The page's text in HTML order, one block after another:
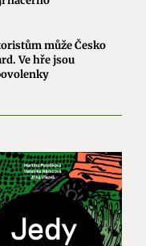
může Česko
Ve hře jsou